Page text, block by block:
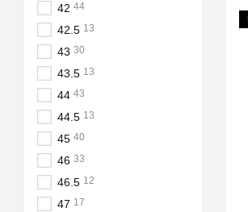
42 44
42.5 13
43 30
43.5 13
44 43
44.5 13
45 40
46 33
46.5 12
47 17